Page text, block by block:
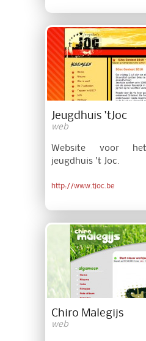
Jeugdhuis 'tJoc
web
Website voor het
jeugdhuis 't Joc.
http://www.tjoc.be
Chiro Malegijs
web